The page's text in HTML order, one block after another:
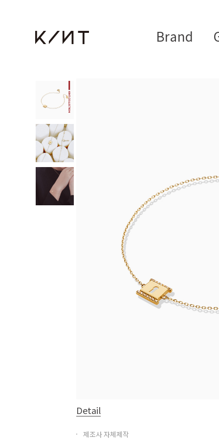
Brand
Detail
제조사 자체제작